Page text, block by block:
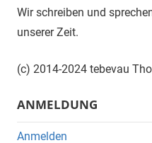
Wir schreiben und
unserer Zeit.
(c) 2014-2024 tebevau
ANMELDUNG
Anmelden